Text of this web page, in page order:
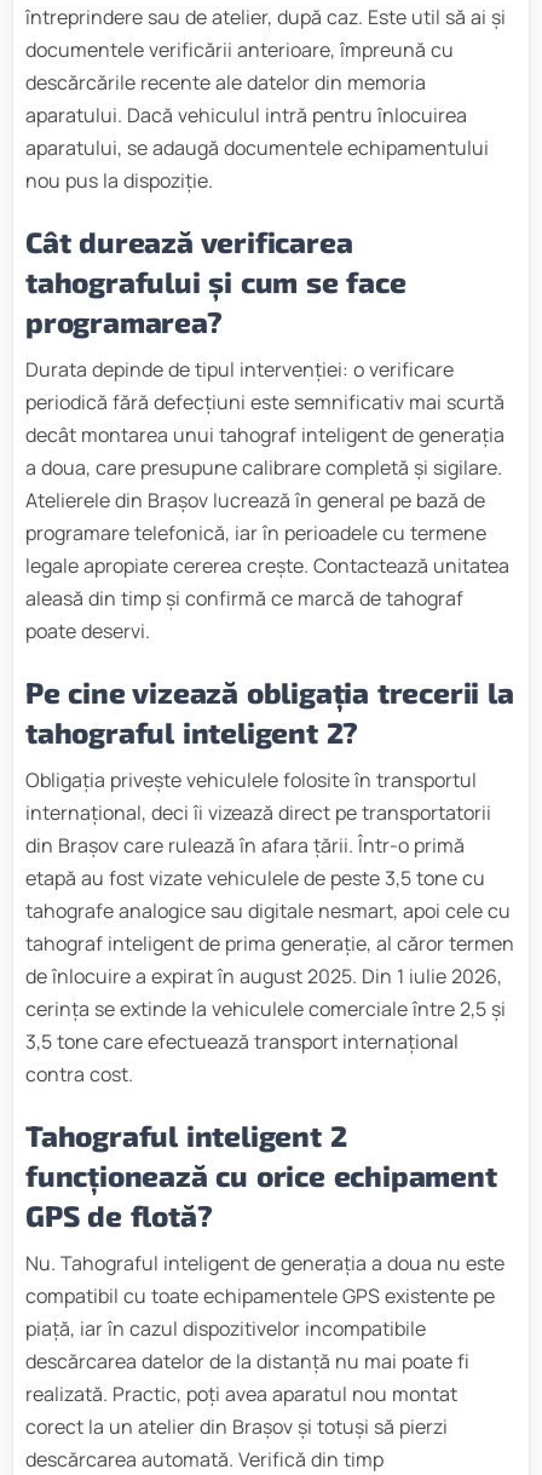
întreprindere sau de atelier, după caz. Este util să ai și
documentele verificării anterioare, împreună cu
descărcările recente ale datelor din memoria
aparatului. Dacă vehiculul intră pentru înlocuirea
aparatului, se adaugă documentele echipamentului
nou pus la dispoziție.
Cât durează verificarea
tahografului și cum se face
programarea?
Durata depinde de tipul intervenției: o verificare
periodică fără defecțiuni este semnificativ mai scurtă
decât montarea unui tahograf inteligent de generația
a doua, care presupune calibrare completă și sigilare.
Atelierele din Brașov lucrează în general pe bază de
programare telefonică, iar în perioadele cu termene
legale apropiate cererea crește. Contactează unitatea
aleasă din timp și confirmă ce marcă de tahograf
poate deservi.
Pe cine vizează obligația trecerii la
tahograful inteligent 2?
Obligația privește vehiculele folosite în transportul
internațional, deci îi vizează direct pe transportatorii
din Brașov care rulează în afara țării. Într-o primă
etapă au fost vizate vehiculele de peste 3,5 tone cu
tahografe analogice sau digitale nesmart, apoi cele cu
tahograf inteligent de prima generație, al căror termen
de înlocuire a expirat în august 2025. Din 1 iulie 2026,
cerința se extinde la vehiculele comerciale între 2,5 și
3,5 tone care efectuează transport internațional
contra cost.
Tahograful inteligent 2
funcționează cu orice echipament
GPS de flotă?
Nu. Tahograful inteligent de generația a doua nu este
compatibil cu toate echipamentele GPS existente pe
piață, iar în cazul dispozitivelor incompatibile
descărcarea datelor de la distanță nu mai poate fi
realizată. Practic, poți avea aparatul nou montat
corect la un atelier din Brașov și totuși să pierzi
descărcarea automată. Verifică din timp